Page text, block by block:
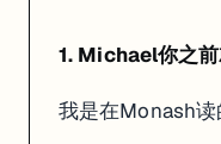
1. Michael你之
我是在Monash读